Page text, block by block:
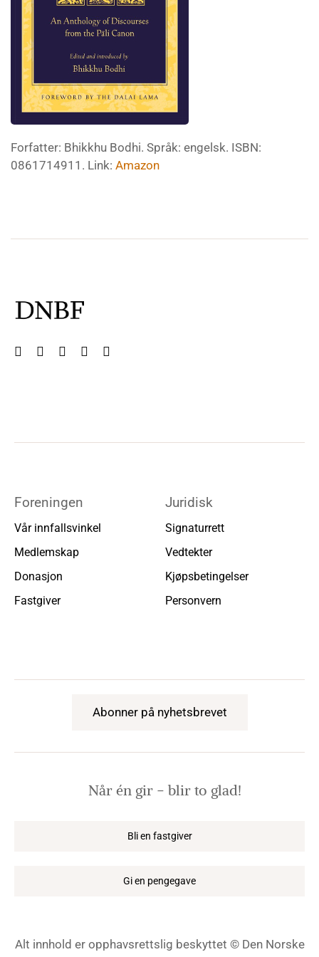
Forfatter: Bhikkhu Bodhi. Språk: engelsk. ISBN:
0861714911. Link: Amazon
Foreningen
Vår innfallsvinkel
Medlemskap
Donasjon
Fastgiver
Juridisk
Signaturrett
Vedtekter
Kjøpsbetingelser
Personvern
Abonner på nyhetsbrevet
Når én gir − blir to glad!
Bli en fastgiver
Gi en pengegave
Alt innhold er opphavsrettslig beskyttet © Den Norske